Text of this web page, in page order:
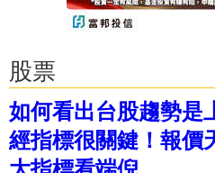
股票
如何看出台股趨勢是
經指標很關鍵！報價